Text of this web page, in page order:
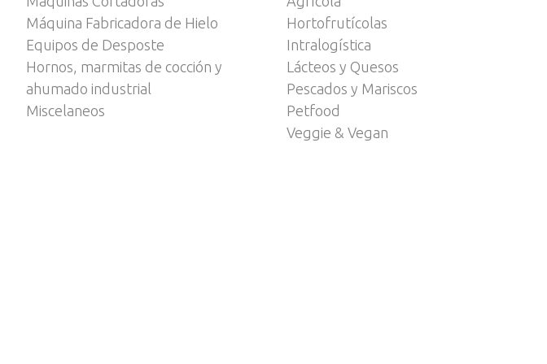
Máquina Fabricadora de Hielo
Equipos de Desposte
Hornos, marmitas de cocción y
ahumado industrial
Miscelaneos
Hortofrutícolas
Intralogística
Lácteos y Quesos
Pescados y Mariscos
Petfood
Veggie & Vegan